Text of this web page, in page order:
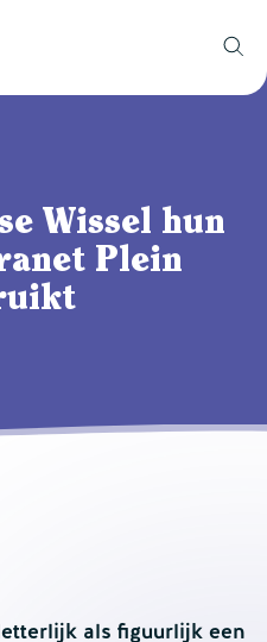
Wissel hun
Plein
als figuurlijk een